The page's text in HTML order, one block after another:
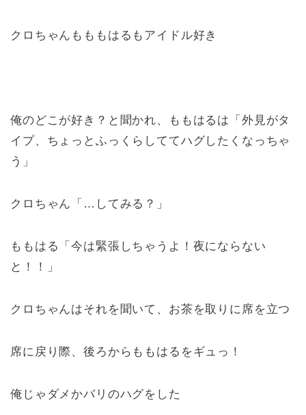
クロちゃんもももはるもアイドル好き
俺のどこが好き？と聞かれ、ももはるは「外見がタ
イプ、ちょっとふっくらしててハグしたくなっちゃ
う」
クロちゃん「…してみる？」
ももはる「今は緊張しちゃうよ！夜にならない
と！！」
クロちゃんはそれを聞いて、お茶を取りに席を立つ
席に戻り際、後ろからももはるをギュっ！
俺じゃダメかバリのハグをした